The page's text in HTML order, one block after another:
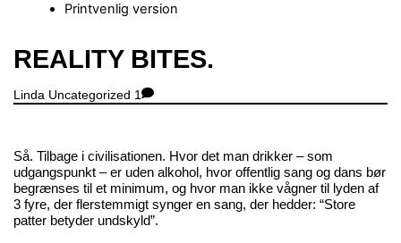
Printvenlig version
Close
Menu
REALITY BITES.
Linda Uncategorized 1
Så. Tilbage i civilisationen. Hvor det man drikker – som
udgangspunkt – er uden alkohol, hvor offentlig sang og dans bør
begrænses til et minimum, og hvor man ikke vågner til lyden af
3 fyre, der flerstemmigt synger en sang, der hedder: “Store
patter betyder undskyld”.